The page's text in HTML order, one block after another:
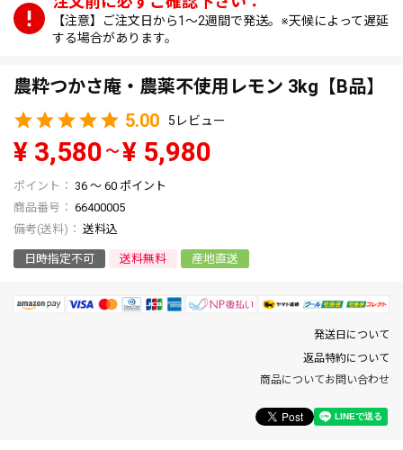
【注意】ご注文日から1～2週間で発送。※天候によって遅延
する場合があります。
農粋つかさ庵・農薬不使用レモン 3kg【B品】
5.00
5
¥ 3,580 〜¥ 5,980
36 〜 60 ポイント
商品番号
66400005
送料込
日時指定不可 送料無料 産地直送
発送日について
返品特約について
商品についてお問い合わせ